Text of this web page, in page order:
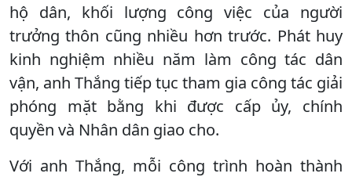
hộ dân, khối lượng công việc của người
trưởng thôn cũng nhiều hơn trước. Phát huy
kinh nghiệm nhiều năm làm công tác dân
vận, anh Thắng tiếp tục tham gia công tác giải
phóng mặt bằng khi được cấp ủy, chính
quyền và Nhân dân giao cho.
Với anh Thắng, mỗi công trình hoàn thành